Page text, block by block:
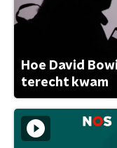
Hoe David
terecht kwam